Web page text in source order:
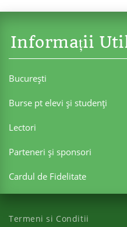
Informații
Bucureşti
Burse pt elevi şi studenţi
Lectori
Parteneri şi sponsori
Cardul de Fidelitate
Termeni si Conditii